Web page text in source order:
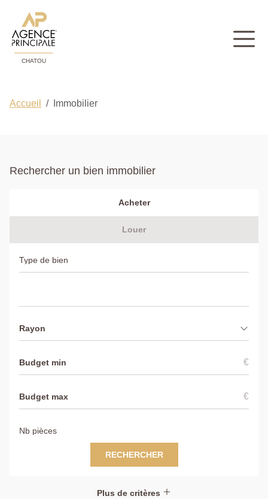
CHATOU
Accueil Immobilier
Rechercher un bien immobilier
Acheter
Louer
Rayon
€
€
RECHERCHER
Plus de critères